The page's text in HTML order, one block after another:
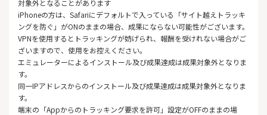
対象外となることがあります
iPhoneの方は、Safariにデフォルトで入っている「サイト越えトラッキ
ングを防ぐ」がONのままの場合、成果にならない可能性がございます。
VPNを使用するとトラッキングが妨げられ、報酬を受けれない場合がご
ざいますので、使用をお控えください。
エミュレーターによるインストール及び成果達成は成果対象外となりま
す。
同一IPアドレスからのインストール及び成果達成は成果対象外となりま
す。
端末の「Appからのトラッキング要求を許可」設定がOFFのままの場